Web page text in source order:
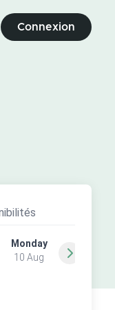
Connexion
Monday
10 Aug